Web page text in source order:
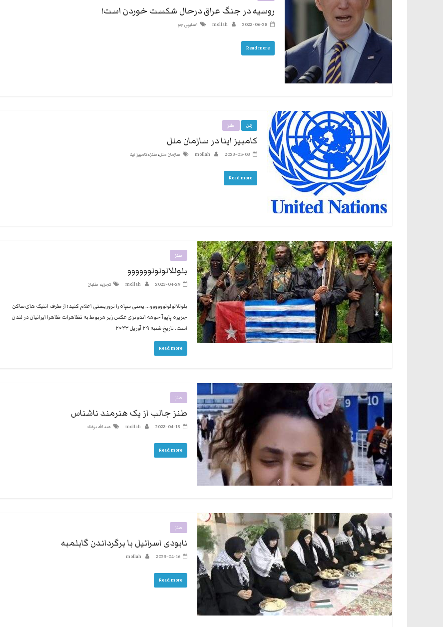
روسیه در جنگ عراق درحال شکست خوردن است!
2023-06-28
mollah اسلیپی جو
Read more
زنان طنز
کامبیز اینا در سازمان ملل
2023-05-03
mollah سازمان ملل،طنز،کامبیز اینا
Read more
طنز
بلوللالولولوووووو
2023-04-29
mollah تجزیه طلبان
‏بلوللالولولوووووو… ‏یعنی سپاه را تروریستی اعلام کنید! ‏از طرف اتنیک های ساکن
جزیره پاپوآ حومه اندونزی عکس زیر مربوط به تظاهرات ظاهرا ایرانیان در لندن
است. تاریخ شنبه ۲۹ آوریل ۲۰۲۳
Read more
طنز
طنز جالب از یک هنرمند ناشناس
2023-04-18
mollah عبدالله بزغاله
Read more
طنز
نابودی اسرائیل با برگرداندن گابلمبه
2023-04-16
mollah
Read more